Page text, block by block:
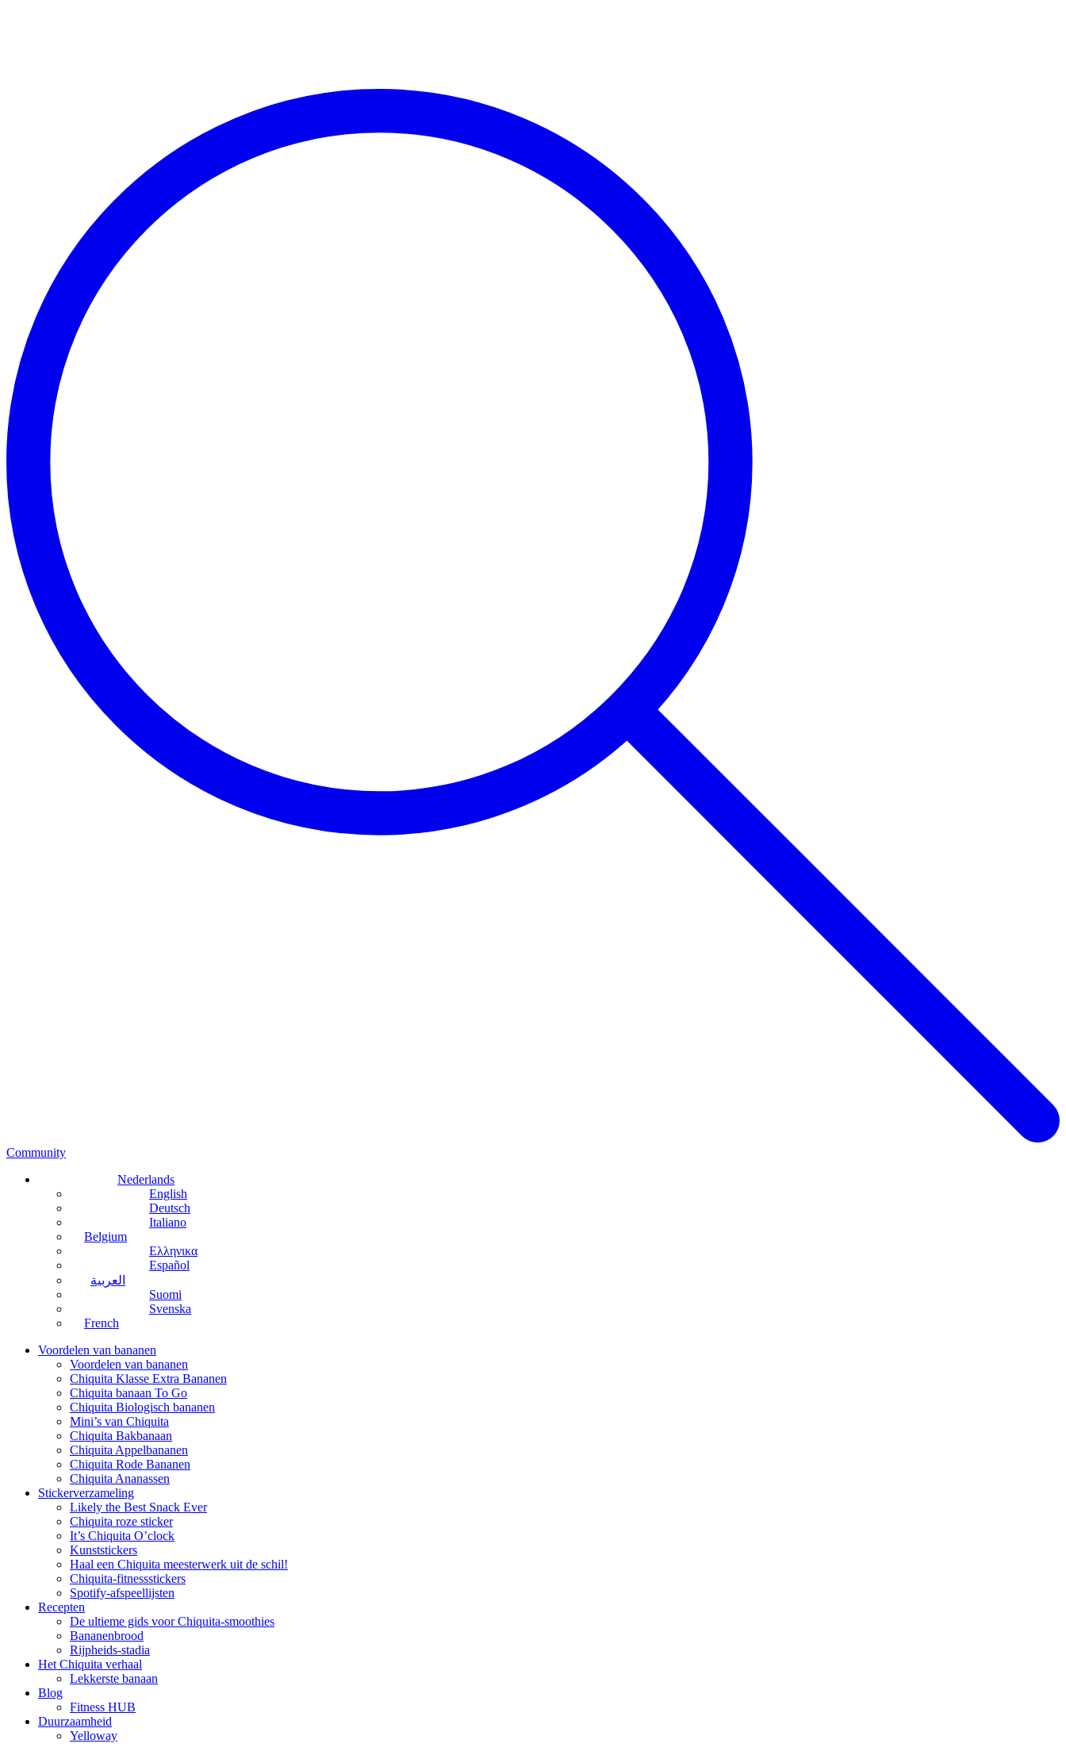
Community
Nederlands
English
Deutsch
Italiano
Belgium
Ελληνικα
Español
العربية
Suomi
Svenska
French
Voordelen van bananen
Voordelen van bananen
Chiquita Klasse Extra Bananen
Chiquita banaan To Go
Chiquita Biologisch bananen
Mini’s van Chiquita
Chiquita Bakbanaan
Chiquita Appelbananen
Chiquita Rode Bananen
Chiquita Ananassen
Stickerverzameling
Likely the Best Snack Ever
Chiquita roze sticker
It’s Chiquita O’clock
Kunststickers
Haal een Chiquita meesterwerk uit de schil!
Chiquita-fitnessstickers
Spotify-afspeellijsten
Recepten
De ultieme gids voor Chiquita-smoothies
Bananenbrood
Rijpheids-stadia
Het Chiquita verhaal
Lekkerste banaan
Blog
Fitness HUB
Duurzaamheid
Yelloway